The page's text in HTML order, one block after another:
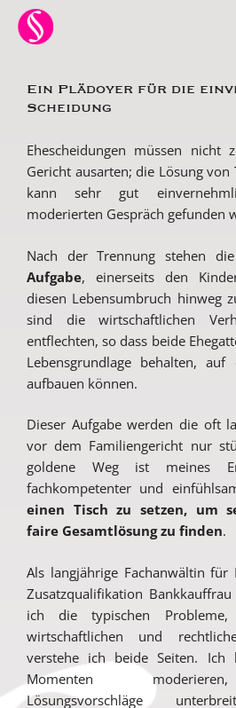
Zum
Inhalt
Ein Plädoyer für die
Scheidung
Ehescheidungen müssen nicht
Gericht ausarten; die Lösung von
kann sehr gut
moderierten Gespräch gefunden
Nach der Trennung stehen
Aufgabe, einerseits den
diesen Lebensumbruch hinweg
sind die wirtschaftlichen
entflechten, so dass beide
Lebensgrundlage behalten,
aufbauen können.
Dieser Aufgabe werden die oft
vor dem Familiengericht nur
goldene Weg ist meines
fachkompetenter und
einen Tisch zu setzen, um
faire Gesamtlösung zu finden.
Als langjährige Fachanwältin
Zusatzqualifikation
ich die typischen
wirtschaftlichen und
verstehe ich beide Seiten. Ich
Momenten
Lösungsvorschläge